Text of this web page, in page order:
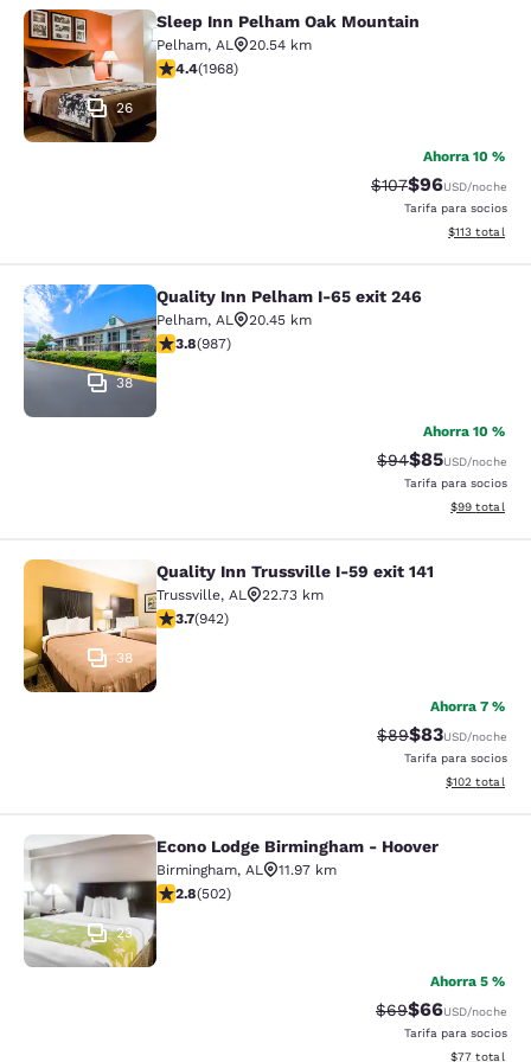
Sleep Inn Pelham Oak Mountain
26
Sleep Inn Pelham Oak Mountain
Pelham, AL
20.54 km
Calificación de 4.41 estrellas. Excelente. 1968 reseñas
4.4(1968)
Ahorra 10 %
Tarifa tachada:
$107Tarifa
$96USD/noche
Tarifa para socios
Ver detalles
$113 total
Quality Inn Pelham I-65 exit 246
38
Quality Inn Pelham I-65 exit 246
Pelham, AL
20.45 km
Calificación de 3.82 estrellas. Bueno. 987 reseñas
3.8(987)
Ahorra 10 %
Tarifa tachada:
$94Tarifa
$85USD/noche
Tarifa para socios
Ver detalles
$99 total
Quality Inn Trussville I-59 exit 141
38
Quality Inn Trussville I-59 exit 141
Trussville, AL
22.73 km
Calificación de 3.69 estrellas. Bueno. 942 reseñas
3.7(942)
Ahorra 7 %
Tarifa tachada:
$89Tarifa
$83USD/noche
Tarifa para socios
Ver detalles
$102 total
Econo Lodge Birmingham - Hoover
23
Econo Lodge Birmingham - Hoover
Birmingham, AL
11.97 km
Calificación de 2.81 estrellas. Razonable. 502 reseñas
2.8(502)
Ahorra 5 %
Tarifa tachada:
$69Tarifa
$66USD/noche
Tarifa para socios
Ver detalles
$77 total